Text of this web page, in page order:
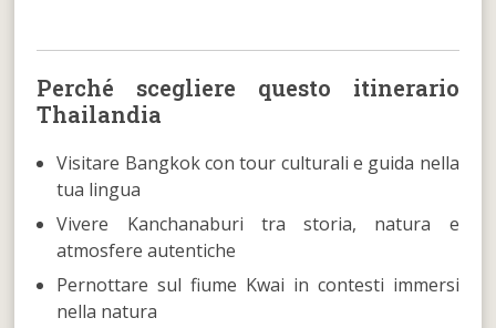
Perché scegliere questo itinerario
Thailandia
Visitare Bangkok con tour culturali e guida nella
tua lingua
Vivere Kanchanaburi tra storia, natura e
atmosfere autentiche
Pernottare sul fiume Kwai in contesti immersi
nella natura